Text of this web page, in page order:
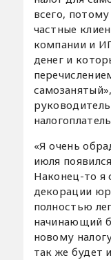
всего,
частные
компании и
денег и
«Я очень
июля
Наконец-то я
декорации
полностью
начинающий
новому
так же будет